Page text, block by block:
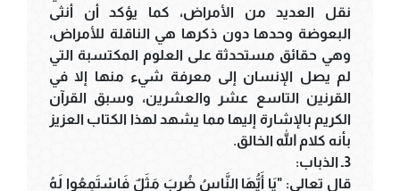
نقل العديد من الأمراض، كما يؤكد أن أنثى
البعوضة وحدها دون ذكرها هي الناقلة للأمراض،
وهي حقائق مستحدثة على العلوم المكتسبة التي
لم يصل الإنسان إلى معرفة شيء منها إلا في
القرنين التاسع عشر والعشرين، وسبق القرآن
الكريم بالإشارة إليها مما يشهد لهذا الكتاب العزيز
بأنه كلام الله الخالق.
3ـ الذباب:
قال تعالى: "يَا أَيُّهَا النَّاسُ ضُرِبَ مَثَلٌ فَاسْتَمِعُوا لَهُ